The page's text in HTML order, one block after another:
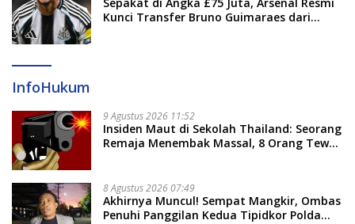
Sepakat di Angka £75 Juta, Arsenal Resmi
Kunci Transfer Bruno Guimaraes dari
InfoHukum
9 Agustus 2026 11:52
Insiden Maut di Sekolah Thailand: Seorang
Remaja Menembak Massal, 8 Orang Tewas
8 Agustus 2026 07:49
Akhirnya Muncul! Sempat Mangkir, Ombas
Penuhi Panggilan Kedua Tipidkor Polda